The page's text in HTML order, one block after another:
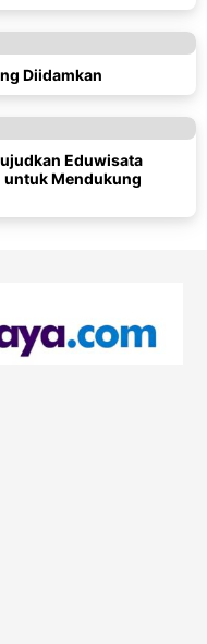
Diidamkan
Eduwisata
untuk Mendukung